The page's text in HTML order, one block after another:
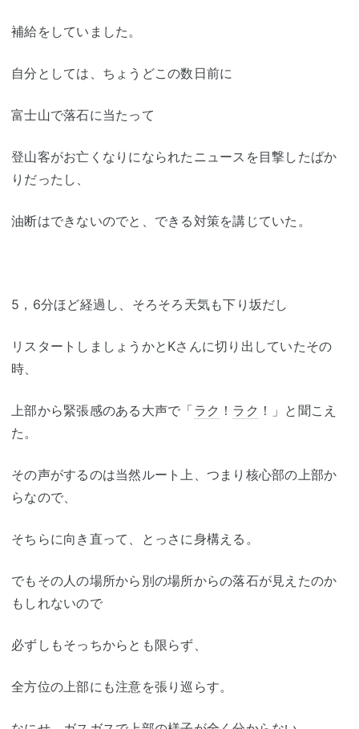
補給をしていました。
自分としては、ちょうどこの数日前に
富士山で落石に当たって
登山客がお亡くなりになられたニュースを目撃したばか
りだったし、
油断はできないのでと、できる対策を講じていた。
5，6分ほど経過し、そろそろ天気も下り坂だし
リスタートしましょうかとKさんに切り出していたその
時、
上部から緊張感のある大声で「ラク ！ ラク ！」と聞こえ
た。
その声がするのは当然ルート上、つまり核心部の上部か
らなので、
そちらに向き直って、とっさに身構える。
でもその人の場所から別の場所からの落石が見えたのか
もしれないので
必ずしもそっちからとも限らず、
全方位の上部にも注意を張り巡らす。